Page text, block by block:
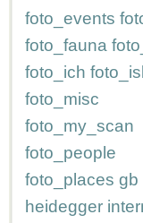
foto_events
foto_fauna
foto_ich
foto_misc
foto_my_scan
foto_people
foto_places gb
heidegger